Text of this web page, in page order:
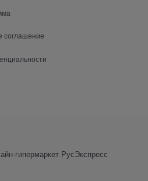
соглашение
гипермаркет РусЭкспресс